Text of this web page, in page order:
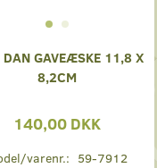
DAN GAVEÆSKE 11,8 X
8,2CM
140,00 DKK
varenr.: 59-7912